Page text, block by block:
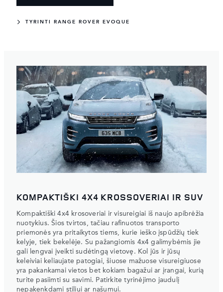
TYRINTI RANGE ROVER EVOQUE
KOMPAKTIŠKI 4X4 KROSSOVERIAI IR SUV
Kompaktiški 4x4 krosoveriai ir visureigiai iš naujo apibrėžia
nuotykius. Šios tvirtos, tačiau rafinuotos transporto
priemonės yra pritaikytos tiems, kurie ieško įspūdžių tiek
kelyje, tiek bekelėje. Su pažangiomis 4x4 galimybėmis jie
gali lengvai įveikti sudėtingą vietovę. Kol jūs ir jūsų
keleiviai keliaujate patogiai, šiuose mažuose visureigiuose
yra pakankamai vietos bet kokiam bagažui ar įrangai, kurią
turite pasiimti su savimi. Patirkite tyrinėjimo jaudulį
nepakenkdami stiliui ar našumui.